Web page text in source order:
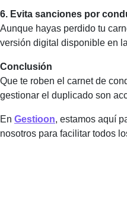
6. Evita sanciones por
Aunque hayas perdido tu
versión digital disponible en
Conclusión
Que te roben el carnet de
gestionar el duplicado son
En Gestioon, estamos aquí
nosotros para facilitar todos